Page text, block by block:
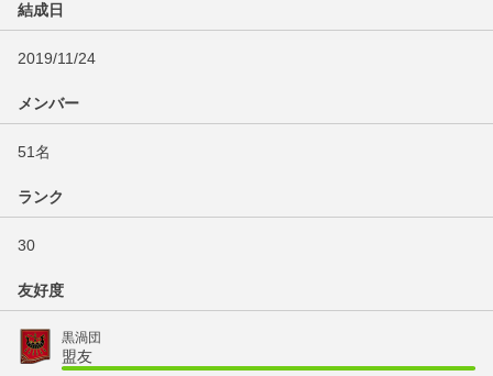
結成日
2019/11/24
メンバー
51名
ランク
30
友好度
黒渦団
盟友